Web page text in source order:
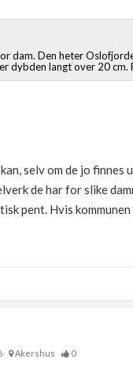
dam. Den heter
dybden langt over 20 cm.
selv om de jo
de har for slike
pent. Hvis
Akershus 0